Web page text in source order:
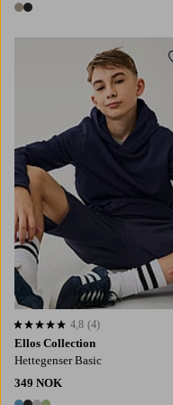
2 farger
Ellos Collection
Hettegenser Basic
349 NOK
4,8 basert på 4 karaktergivninger
4,8 (4)
158/164